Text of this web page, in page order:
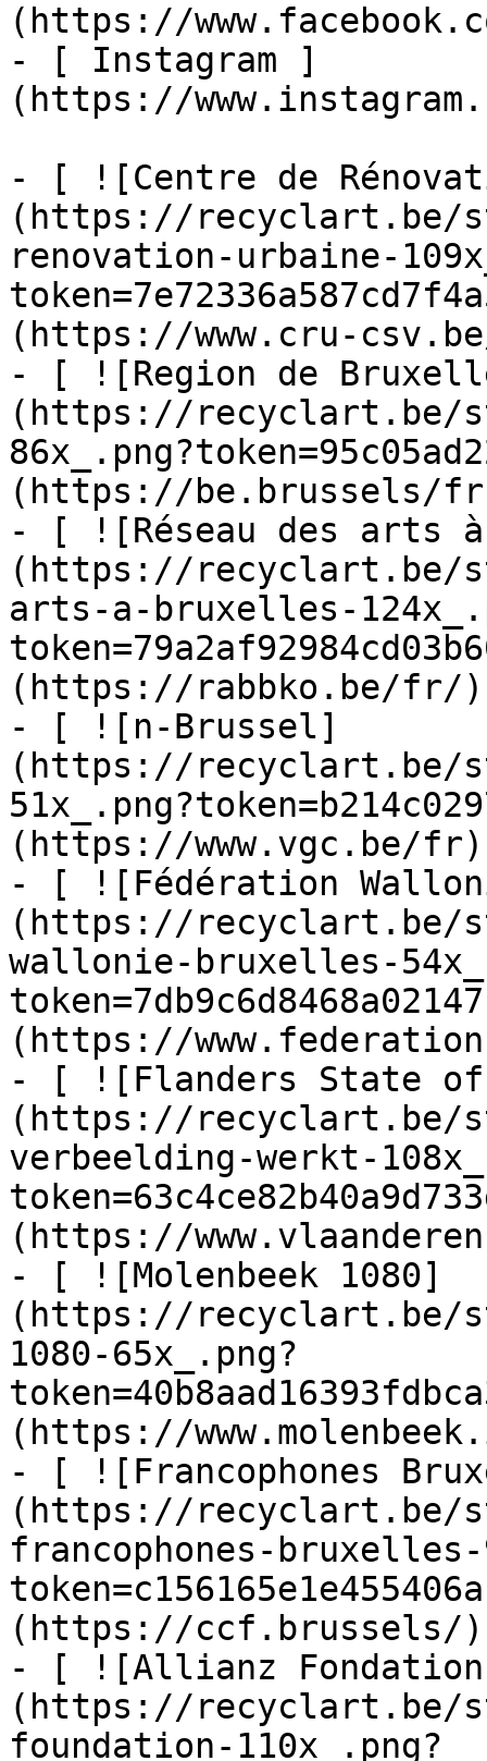
(https://
- [ Instagram ]
(https://
- [ ![Centre de
(https://recyclart.be/
renovation-urbaine-
(https://www.cru-
- [ ![Region de
(https://recyclart.be/
(https://be.brussels/
- [ ![Réseau des arts
(https://recyclart.be/
arts-a-bruxelles-
(https://rabbko.be/fr/)
- [ ![n-Brussel]
(https://recyclart.be/
(https://www.vgc.be/fr)
- [ ![Fédération
(https://recyclart.be/
wallonie-bruxelles-
(https://
- [ ![Flanders State
(https://recyclart.be/
verbeelding-werkt-
(https://
- [ ![Molenbeek 1080]
(https://recyclart.be/
1080-65x_.png?
(https://
- [ ![Francophones
(https://recyclart.be/
francophones-bruxelles-
(https://ccf.brussels/)
- [ ![Allianz
(https://recyclart.be/
foundation-110x_.png?